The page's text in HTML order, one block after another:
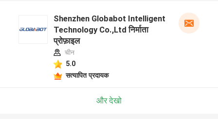
Shenzhen Globabot Intelligent
Technology Co.,Ltd निर्माता
प्रोफ़ाइल
चीन
5.0
सत्यापित प्रदायक
और देखो